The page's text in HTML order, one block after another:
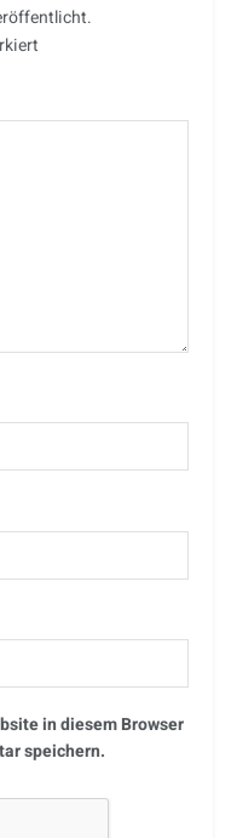
in diesem Browser
speichern.